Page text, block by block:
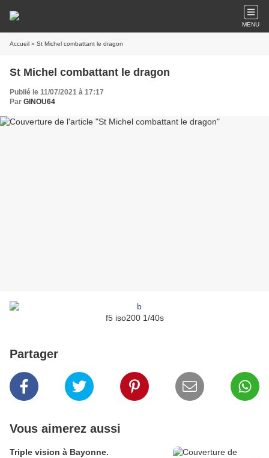
MENU
Accueil » St Michel combattant le dragon
St Michel combattant le dragon
Publié le 11/07/2021 à 17:17
Par GINOU64
f5 iso200 1/40s
Partager
Vous aimerez aussi
Triple vision à Bayonne.